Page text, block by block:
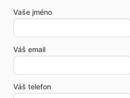
Vaše jméno
Váš email
Váš telefon